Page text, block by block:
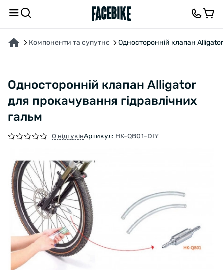
Компоненти та супутнє Односторонній клапан
Односторонній клапан Alligator
для прокачування гідравлічних
гальм
0 відгуківАртикул: HK-QB01-DIY
ПРО ТОВАР ВІДГУКИ ТА ЗАПИТАННЯ